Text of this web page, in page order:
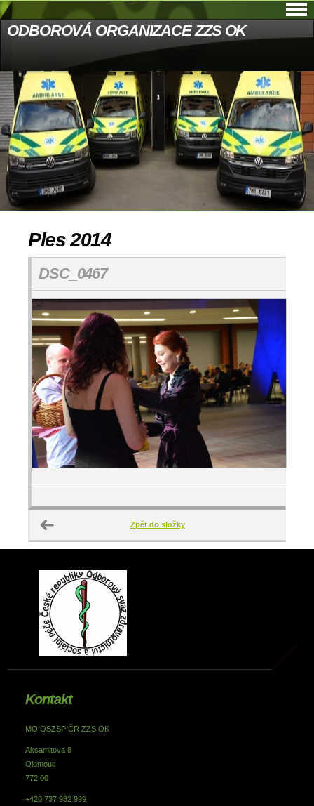
ODBOROVÁ ORGANIZACE ZZS OK
Ples 2014
DSC_0467
Zpět do složky
Kontakt
MO OSZSP ČR ZZS OK
Aksamitova 8
Olomouc
772 00
+420 737 932 999